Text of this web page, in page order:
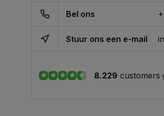
Bel ons
Stuur ons een e-mail
8.229 customers